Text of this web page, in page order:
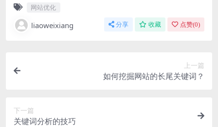
网站优化
liaoweixiang 分享 收藏 点赞(0)
上一篇
如何挖掘网站的长尾关键词？
下一篇
关键词分析的技巧